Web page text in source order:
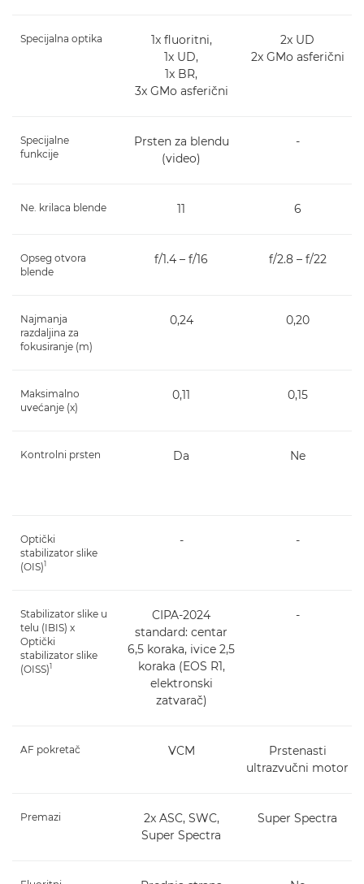
Specijalna optika
1x fluoritni,
1x UD,
1x BR,
3x GMo asferični
2x UD
2x GMo asferični
Specijalne
funkcije
Prsten za blendu
(video)
-
Ne. krilaca blende 11 6
Opseg otvora
blende
f/1.4 – f/16 f/2.8 – f/22
Najmanja
razdaljina za
fokusiranje (m)
0,24 0,20
Maksimalno
uvećanje (x)
0,11 0,15
Kontrolni prsten Da Ne
Optički
stabilizator slike
(OIS)1
- -
Stabilizator slike u
telu (IBIS) x
Optički
stabilizator slike
(OISS)1
CIPA-2024
standard: centar
6,5 koraka, ivice 2,5
koraka (EOS R1,
elektronski
zatvarač)
-
AF pokretač VCM
Prstenasti
ultrazvučni motor
Premazi
2x ASC, SWC,
Super Spectra
Super Spectra